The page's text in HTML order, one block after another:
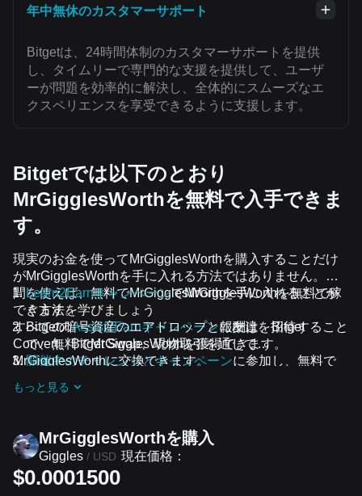
年中無休のカスタマーサポート
Bitgetは、24時間体制のカスタマーサポートを提供
し、タイムリーで専門的な支援を提供して、ユーザ
ーが問題を効率的に解決し、全体的にスムーズなエ
クスペリエンスを享受できるように支援します。
Bitgetでは以下のとおり
MrGigglesWorthを無料で入手できま
す。
現実のお金を使ってMrGigglesWorthを購入することだけ
がMrGigglesWorthを手に入れる方法ではありません。時
間を使えば、無料でMrGigglesWorthを手に入れることが
できます。
Learn2EarnキャンペーンでMrGigglesWorthを無料で稼
ぐ方法を学びましょう
BitgetのAssist2Earnキャンペーンに友達を招待すること
で、無料でMrGigglesWorthを獲得できます。
開催中のチャレンジとキャンペーンに参加し、無料で
すべての暗号資産のエアドロップと報酬は、Bitget
Convert、Bitget Swap、現物取引を通じて
MrGigglesWorthに交換できます。
もっと見る
MrGigglesWorthを‌購入
Giggles / USD 現在価格：
$0.0001500